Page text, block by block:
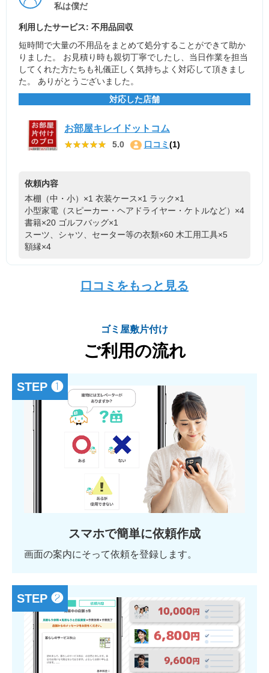
私は僕だ
利用したサービス: 不用品回収
短時間で大量の不用品をまとめて処分することができて助か
りました。 お見積り時も親切丁寧でしたし、当日作業を担当
してくれた方たちも礼儀正しく気持ちよく対応して頂きまし
た。 ありがとうございました。
対応した店舗
お部屋キレイドットコム
★★★★★
★★★★★ 5.0 口コミ (1)
依頼内容
本棚（中・小）×1 衣装ケース×1 ラック×1
小型家電（スピーカー・ヘアドライヤー・ケトルなど）×4
書籍×20 ゴルフバッグ×1
スーツ、シャツ、セーター等の衣類×60 木工用工具×5
額縁×4
口コミをもっと見る
ゴミ屋敷片付け
ご利用の流れ
STEP ❶
スマホで簡単に依頼作成
画面の案内にそって依頼を登録します。
STEP ❷